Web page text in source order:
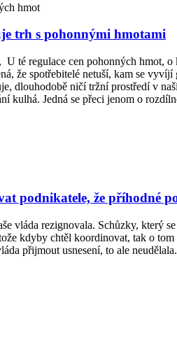
hmot
trh s pohonnými hmotami
té regulace cen pohonných
že spotřebitelé netuší, kam se
dlouhodobě ničí tržní prostředí v
kulhá. Jedná se přeci jenom o
podnikatele, že příhodné
vláda rezignovala. Schůzky,
kdyby chtěl koordinovat, tak o
přijmout usnesení, to ale